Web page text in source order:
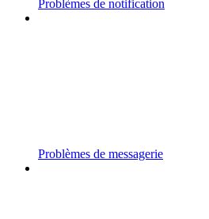
Problèmes de notification
Problèmes de messagerie